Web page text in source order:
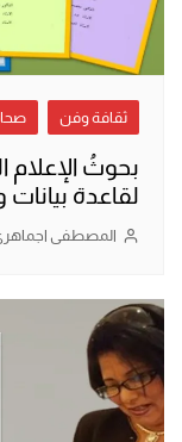
ثقافة وفن
بحوثُ الإعلام
لقاعدة
المصطفى